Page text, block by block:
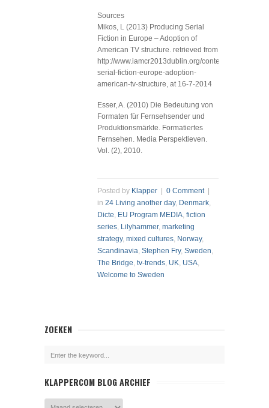
Sources
Mikos, L (2013) Producing Serial
Fiction in Europe – Adoption of
American TV structure. retrieved from
http://www.iamcr2013dublin.org/content/producing-
serial-fiction-europe-adoption-
american-tv-structure, at 16-7-2014
Esser, A. (2010) Die Bedeutung von
Formaten für Fernsehsender und
Produktionsmärkte. Formatiertes
Fernsehen. Media Perspektieven.
Vol. (2), 2010.
Posted by Klapper 0 Comment|
in 24 Living another day, Denmark,
Dicte, EU Program MEDIA, fiction
series, Lilyhammer, marketing
strategy, mixed cultures, Norway,
Scandinavia, Stephen Fry, Sweden,
The Bridge, tv-trends, UK, USA,
Welcome to Sweden
ZOEKEN
KLAPPERCOM BLOG ARCHIEF